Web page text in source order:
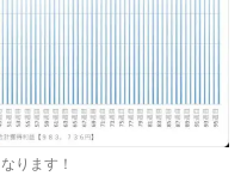
ります！